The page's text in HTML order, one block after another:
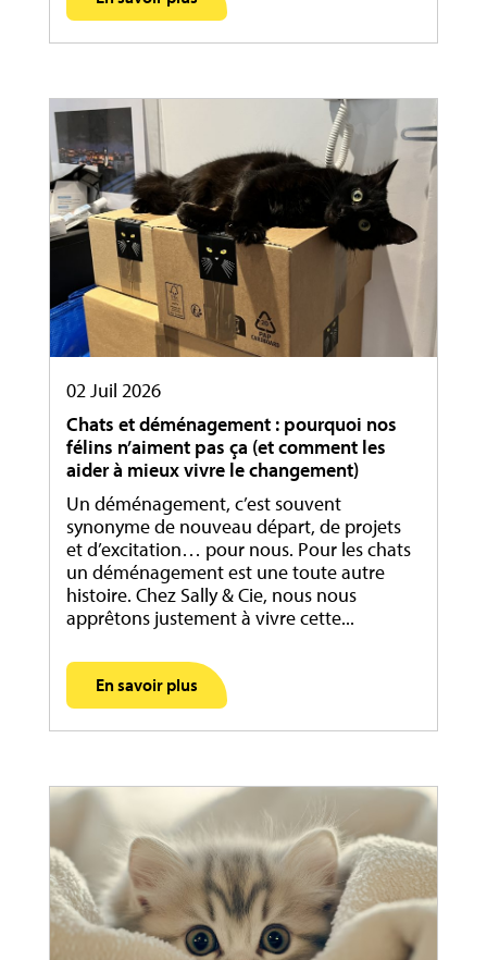
02 Juil 2026
Chats et déménagement : pourquoi nos
félins n’aiment pas ça (et comment les
aider à mieux vivre le changement)
Un déménagement, c’est souvent
synonyme de nouveau départ, de projets
et d’excitation… pour nous. Pour les chats
un déménagement est une toute autre
histoire. Chez Sally & Cie, nous nous
apprêtons justement à vivre cette...
En savoir plus